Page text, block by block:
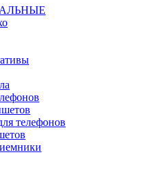
телефонов